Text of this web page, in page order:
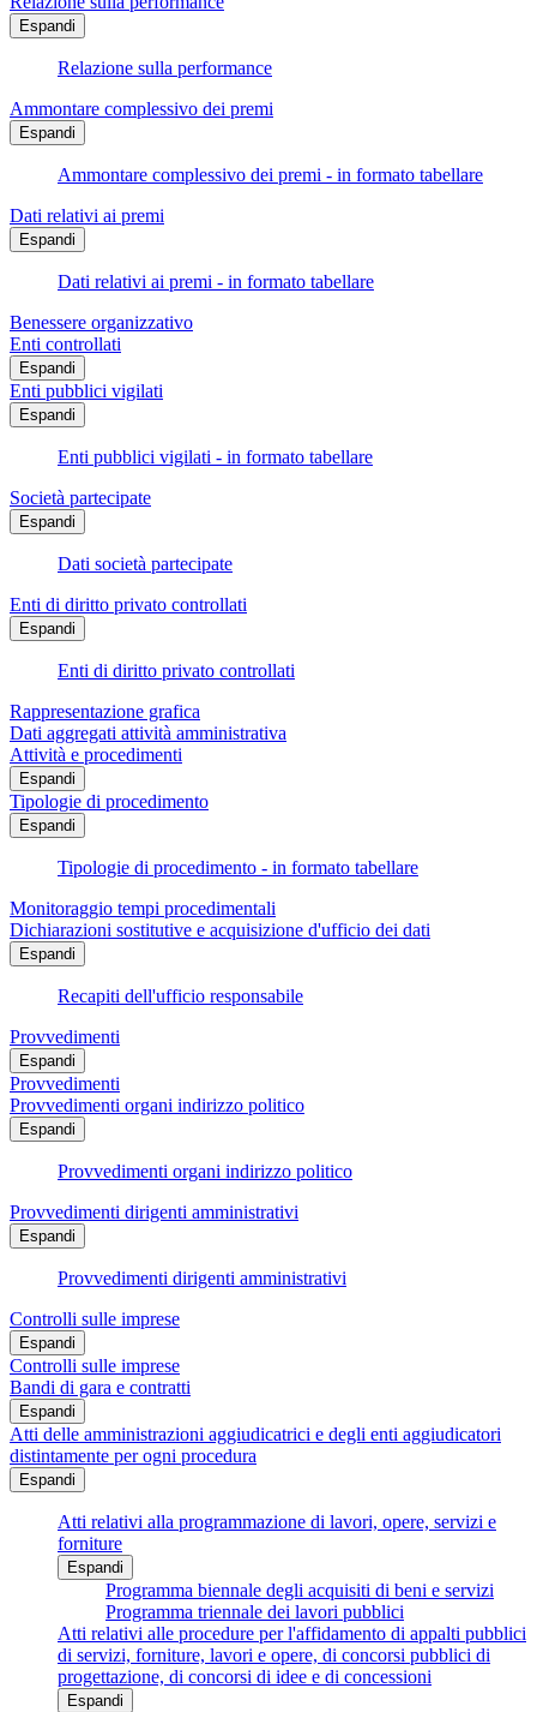
Espandi
Relazione sulla performance
Ammontare complessivo dei premi
Espandi
Ammontare complessivo dei premi - in formato tabellare
Dati relativi ai premi
Espandi
Dati relativi ai premi - in formato tabellare
Benessere organizzativo
Enti controllati
Espandi
Enti pubblici vigilati
Espandi
Enti pubblici vigilati - in formato tabellare
Società partecipate
Espandi
Dati società partecipate
Enti di diritto privato controllati
Espandi
Enti di diritto privato controllati
Rappresentazione grafica
Dati aggregati attività amministrativa
Attività e procedimenti
Espandi
Tipologie di procedimento
Espandi
Tipologie di procedimento - in formato tabellare
Monitoraggio tempi procedimentali
Dichiarazioni sostitutive e acquisizione d'ufficio dei dati
Espandi
Recapiti dell'ufficio responsabile
Provvedimenti
Espandi
Provvedimenti
Provvedimenti organi indirizzo politico
Espandi
Provvedimenti organi indirizzo politico
Provvedimenti dirigenti amministrativi
Espandi
Provvedimenti dirigenti amministrativi
Controlli sulle imprese
Espandi
Controlli sulle imprese
Bandi di gara e contratti
Espandi
Atti delle amministrazioni aggiudicatrici e degli enti aggiudicatori
distintamente per ogni procedura
Espandi
Atti relativi alla programmazione di lavori, opere, servizi e
forniture
Espandi
Programma biennale degli acquisiti di beni e servizi
Programma triennale dei lavori pubblici
Atti relativi alle procedure per l'affidamento di appalti pubblici
di servizi, forniture, lavori e opere, di concorsi pubblici di
progettazione, di concorsi di idee e di concessioni
Espandi